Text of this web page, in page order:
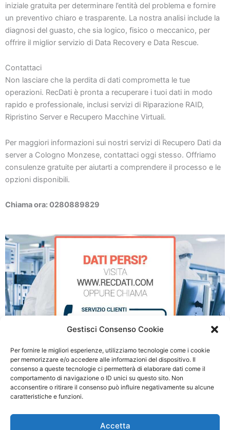
Gestisci Consenso Cookie
Per fornire le migliori esperienze, utilizziamo tecnologie come i cookie
per memorizzare e/o accedere alle informazioni del dispositivo. Il
consenso a queste tecnologie ci permetterà di elaborare dati come il
comportamento di navigazione o ID unici su questo sito. Non
acconsentire o ritirare il consenso può influire negativamente su alcune
caratteristiche e funzioni.
Accetta
iniziale gratuita per determinare l’entità del problema e fornire
un preventivo chiaro e trasparente. La nostra analisi include la
diagnosi del guasto, che sia logico, fisico o meccanico, per
offrire il miglior servizio di Data Recovery e Data Rescue.
Contattaci
Non lasciare che la perdita di dati comprometta le tue
operazioni. RecDati è pronta a recuperare i tuoi dati in modo
rapido e professionale, inclusi servizi di Riparazione RAID,
Ripristino Server e Recupero Macchine Virtuali.
Per maggiori informazioni sui nostri servizi di Recupero Dati da
server a Cologno Monzese, contattaci oggi stesso. Offriamo
consulenze gratuite per aiutarti a comprendere il processo e le
opzioni disponibili.
Chiama ora: 0280889829
Recupero Dati Server a Cologno Monzese
© 2026 Recupero Dati Server Milano - P.IVA: 03054500990